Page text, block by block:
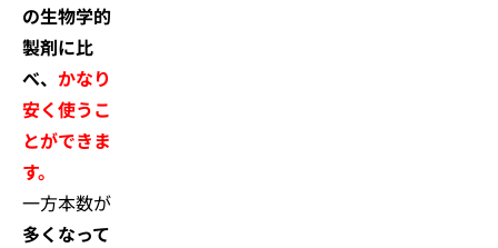
の生物学的
製剤に比
べ、 かなり
安く使うこ
とができま
す。
一方本数が
多くなって